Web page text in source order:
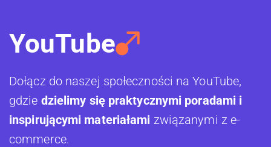
YouTube
Dołącz do naszej społeczności na YouTube,
gdzie dzielimy się praktycznymi poradami i
inspirującymi materiałami związanymi z e-
commerce.